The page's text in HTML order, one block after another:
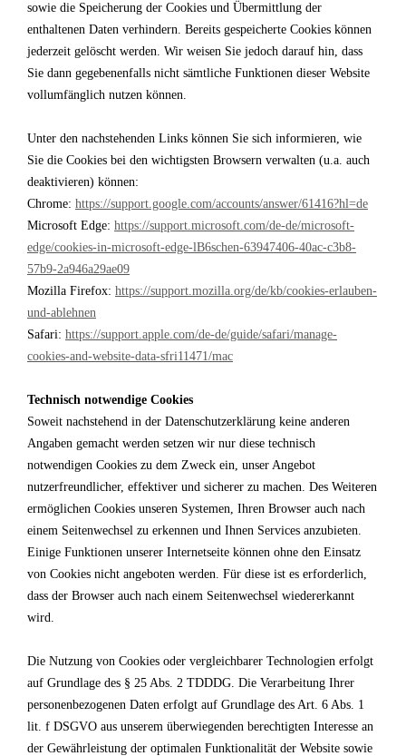
sowie die Speicherung der Cookies und Übermittlung der
enthaltenen Daten verhindern. Bereits gespeicherte Cookies können
jederzeit gelöscht werden. Wir weisen Sie jedoch darauf hin, dass
Sie dann gegebenenfalls nicht sämtliche Funktionen dieser Website
vollumfänglich nutzen können.
Unter den nachstehenden Links können Sie sich informieren, wie
Sie die Cookies bei den wichtigsten Browsern verwalten (u.a. auch
deaktivieren) können:
Chrome: https://support.google.com/accounts/answer/61416?hl=de
Microsoft Edge: https://support.microsoft.com/de-de/microsoft-
edge/cookies-in-microsoft-edge-lB6schen-63947406-40ac-c3b8-
57b9-2a946a29ae09
Mozilla Firefox: https://support.mozilla.org/de/kb/cookies-erlauben-
und-ablehnen
Safari: https://support.apple.com/de-de/guide/safari/manage-
cookies-and-website-data-sfri11471/mac
Technisch notwendige Cookies
Soweit nachstehend in der Datenschutzerklärung keine anderen
Angaben gemacht werden setzen wir nur diese technisch
notwendigen Cookies zu dem Zweck ein, unser Angebot
nutzerfreundlicher, effektiver und sicherer zu machen. Des Weiteren
ermöglichen Cookies unseren Systemen, Ihren Browser auch nach
einem Seitenwechsel zu erkennen und Ihnen Services anzubieten.
Einige Funktionen unserer Internetseite können ohne den Einsatz
von Cookies nicht angeboten werden. Für diese ist es erforderlich,
dass der Browser auch nach einem Seitenwechsel wiedererkannt
wird.
Die Nutzung von Cookies oder vergleichbarer Technologien erfolgt
auf Grundlage des § 25 Abs. 2 TDDDG. Die Verarbeitung Ihrer
personenbezogenen Daten erfolgt auf Grundlage des Art. 6 Abs. 1
lit. f DSGVO aus unserem überwiegenden berechtigten Interesse an
der Gewährleistung der optimalen Funktionalität der Website sowie